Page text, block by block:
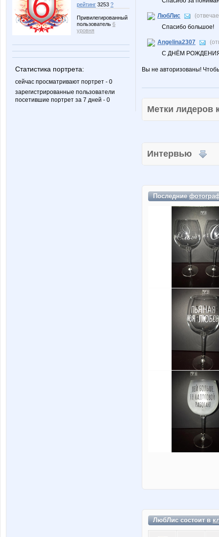
рейтинг 3253 ?
Привилегированный
пользователь 6
уровня
Статистика портрета:
сейчас просматривают портрет - 0
зарегистрированные пользователи
посетившие портрет за 7 дней - 0
ЛюбЛис
Спасибо большое!
Angelina2307
С ДНЁМ
Вы не авторизованы!
Метки
Интервью
Последние
ЛюбЛис состоит в